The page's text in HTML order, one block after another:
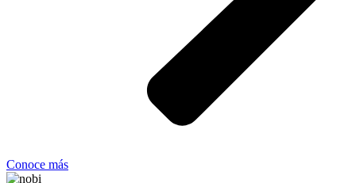
Conoce más